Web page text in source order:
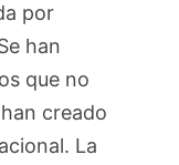
por
han
que no
creado
La